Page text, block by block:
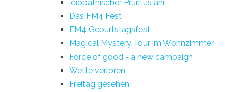
idiopathischer Pruritus ani
Das FM4 Fest
FM4 Geburtstagsfest
Magical Mystery Tour im Wohnzimmer
Force of good - a new campaign
Wette verloren
Freitag gesehen